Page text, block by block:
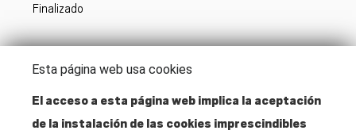
Finalizado
Acceso zona inscritos
Esta página web usa cookies
El acceso a esta página web implica la aceptación
de la instalación de las cookies imprescindibles